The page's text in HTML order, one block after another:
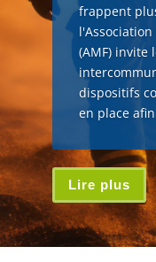
frappent
(AMF) invite
dispositifs
en place
Lire plus